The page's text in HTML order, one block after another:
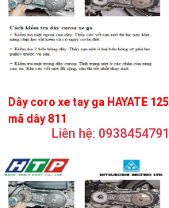
Dây coro xe tay ga HAYATE 125
mã dây 811
Liên hệ: 0938454791